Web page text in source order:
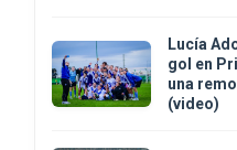
Lucía
gol en
una
(video)